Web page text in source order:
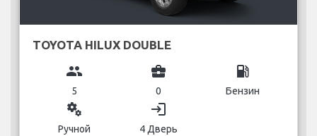
TOYOTA HILUX DOUBLE
group
5
business_center
0
local_gas_station
Бензин
miscellaneous_services
Ручной
login
4 Дверь